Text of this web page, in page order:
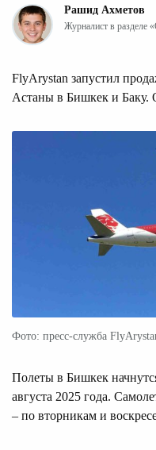
Рашид Ахметов
Журналист в разделе
FlyArystan запустил
Астаны в Бишкек и Баку.
Фото: пресс-служба
Полеты в Бишкек
августа 2025 года.
– по вторникам и